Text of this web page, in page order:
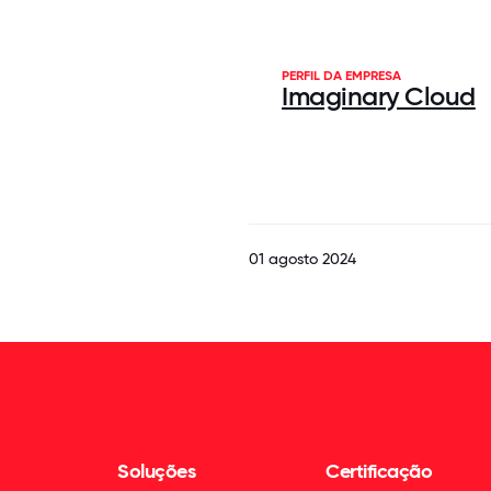
PERFIL DA EMPRESA
Imaginary Cloud
01 agosto 2024
Soluções Certificação